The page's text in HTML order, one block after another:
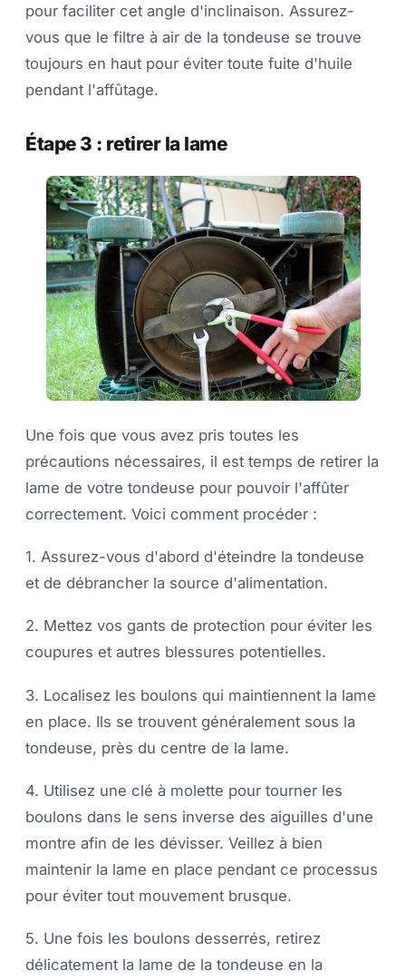
pour faciliter cet angle d'inclinaison. Assurez-
vous que le filtre à air de la tondeuse se trouve
toujours en haut pour éviter toute fuite d'huile
pendant l'affûtage.
Étape 3 : retirer la lame
Une fois que vous avez pris toutes les
précautions nécessaires, il est temps de retirer la
lame de votre tondeuse pour pouvoir l'affûter
correctement. Voici comment procéder :
1. Assurez-vous d'abord d'éteindre la tondeuse
et de débrancher la source d'alimentation.
2. Mettez vos gants de protection pour éviter les
coupures et autres blessures potentielles.
3. Localisez les boulons qui maintiennent la lame
en place. Ils se trouvent généralement sous la
tondeuse, près du centre de la lame.
4. Utilisez une clé à molette pour tourner les
boulons dans le sens inverse des aiguilles d'une
montre afin de les dévisser. Veillez à bien
maintenir la lame en place pendant ce processus
pour éviter tout mouvement brusque.
5. Une fois les boulons desserrés, retirez
délicatement la lame de la tondeuse en la